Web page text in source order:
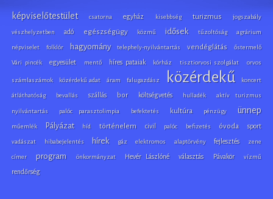
képviselőtestület csatorna egyház kisebbség turizmus jogszabály
vészhelyzetben adó egészségügy közmű idősek tűzoltóság agrárium
népviselet folklór hagyomány telephely-nyilvántartás vendéglátás őstermelő
Vári pincék egyesület mentő híres pataiak kórház tisztiorvosi szolgálat orvos
számlaszámok közérdekű adat áram falugazdász közérdekű koncert
átláthatóság bevallás szállás bor költségvetés hulladék aktív turizmus
nyilvántartás palóc parasztolimpia befektetés kultúra pénzügy ünnep
műemlék Pályázat híd történelem civil palóc befizetés óvoda sport
vadászat hibabejelentés hírek gáz elektromos alaptörvény fejlesztés zene
címer program önkormányzat Hevér Lászlóné választás Pávakör vízmű
rendőrség